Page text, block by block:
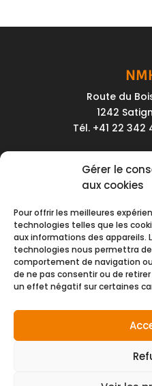
Gérer le
aux cookies
Pour offrir les meilleures
technologies telles que les
aux informations des appareils.
technologies nous permettra
comportement de navigation
de ne pas consentir ou de
un effet négatif sur certaines
Route du
1242
Tél. +41 22 342
Conditions
Nous
Moyens